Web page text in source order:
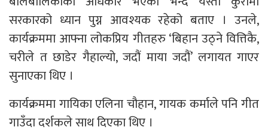
सरकारको ध्यान पुग्न आवश्यक रहेको बताए । उनले,
कार्यक्रममा आफ्ना लोकप्रिय गीतहरु ‘बिहान उठ्ने वित्तिकै,
चरीले त छाडेर गैहाल्यो, जदौं माया जदौं’ लगायत गाएर
सुनाएका थिए ।
कार्यक्रममा गायिका एलिना चौहान, गायक कर्माले पनि गीत
गाउँदा दर्शकले साथ दिएका थिए ।